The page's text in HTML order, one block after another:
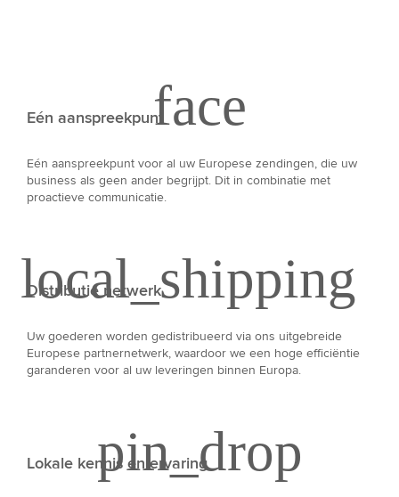
Eén aanspreekpunt
Eén aanspreekpunt voor al uw Europese zendingen, die uw
business als geen ander begrijpt. Dit in combinatie met
proactieve communicatie.
Distributie netwerk
Uw goederen worden gedistribueerd via ons uitgebreide
Europese partnernetwerk, waardoor we een hoge efficiëntie
garanderen voor al uw leveringen binnen Europa.
Lokale kennis en ervaring